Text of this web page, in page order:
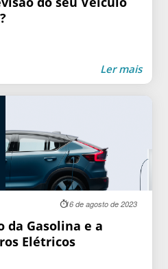
Ler mais
16 de agosto de 2023
da Gasolina e a
Elétricos